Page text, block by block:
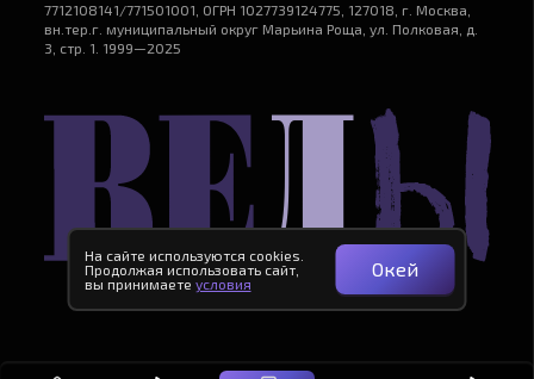
7712108141/771501001, ОГРН 1027739124775, 127018, г. Москва,
вн.тер.г. муниципальный округ Марьина Роща, ул. Полковая, д.
3, стр. 1. 1999—2025
На сайте используются cookies.
Продолжая использовать сайт,
вы принимаете условия
Окей